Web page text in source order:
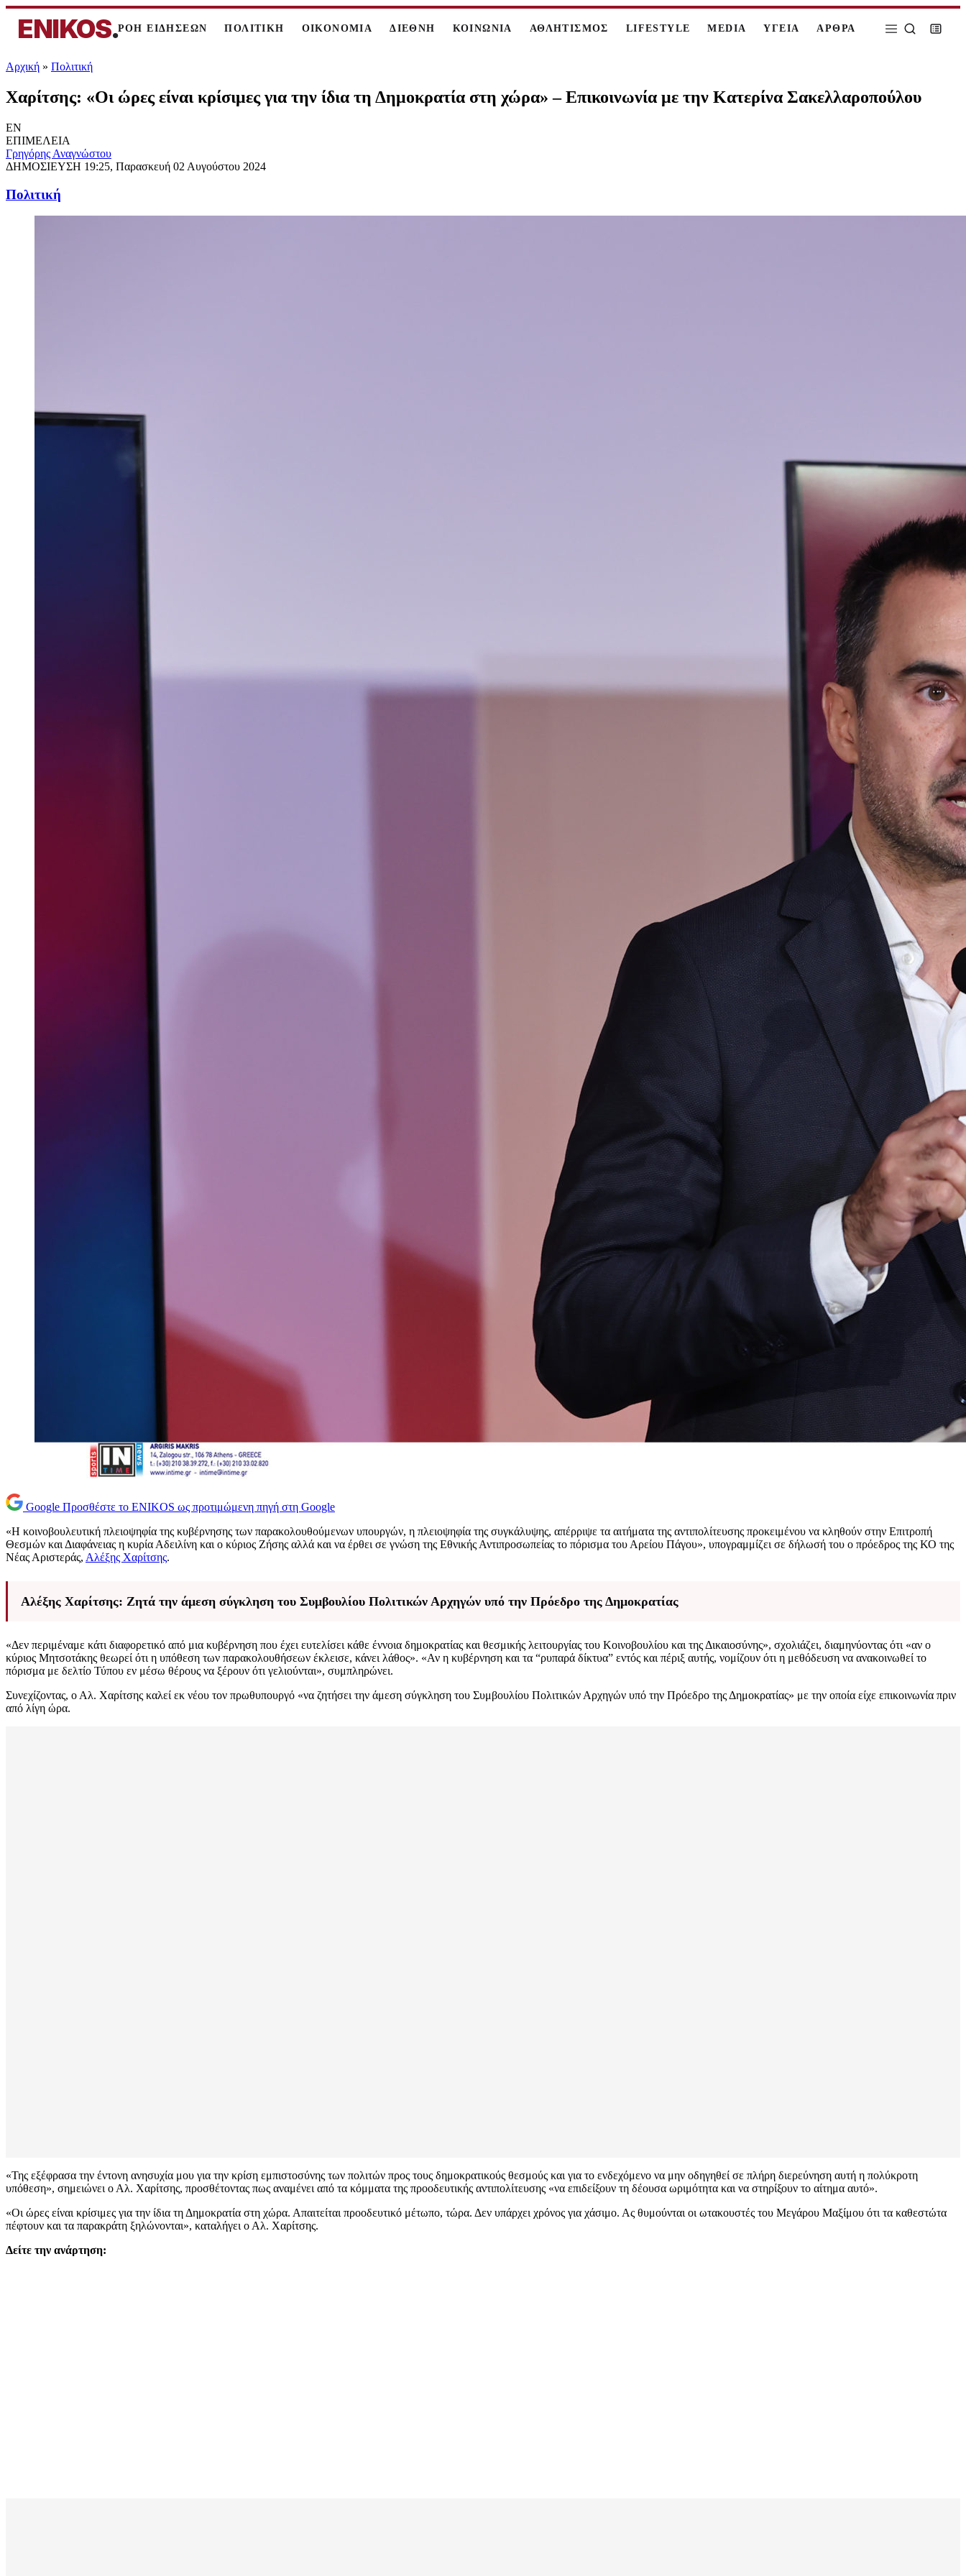
ENIKOS.ΡΟΗ ΕΙΔΗΣΕΩΝ ΠΟΛΙΤΙΚΗ ΟΙΚΟΝΟΜΙΑ ΔΙΕΘΝΗ ΚΟΙΝΩΝΙΑ ΑΘΛΗΤΙΣΜΟΣ LIFESTYLE MEDIA ΥΓΕΙΑ ΑΡΘΡΑ
Αρχική » Πολιτική
Χαρίτσης: «Οι ώρες είναι κρίσιμες για την ίδια τη Δημοκρατία στη χώρα» – Επικοινωνία με την Κατερίνα Σακελλαροπούλου
EN
ΕΠΙΜΕΛΕΙΑ
Γρηγόρης Αναγνώστου
ΔΗΜΟΣΙΕΥΣΗ 19:25, Παρασκευή 02 Αυγούστου 2024
Πολιτική
Google Προσθέστε το ENIKOS ως προτιμώμενη πηγή στη Google
«Η κοινοβουλευτική πλειοψηφία της κυβέρνησης των παρακολουθούμενων υπουργών, η πλειοψηφία της συγκάλυψης, απέρριψε τα αιτήματα της αντιπολίτευσης προκειμένου να κληθούν στην Επιτροπή
Θεσμών και Διαφάνειας η κυρία Αδειλίνη και ο κύριος Ζήσης αλλά και να έρθει σε γνώση της Εθνικής Αντιπροσωπείας το πόρισμα του Αρείου Πάγου», υπογραμμίζει σε δήλωσή του ο πρόεδρος της ΚΟ της
Νέας Αριστεράς, Αλέξης Χαρίτσης.
Αλέξης Χαρίτσης: Ζητά την άμεση σύγκληση του Συμβουλίου Πολιτικών Αρχηγών υπό την Πρόεδρο της Δημοκρατίας
«Δεν περιμέναμε κάτι διαφορετικό από μια κυβέρνηση που έχει ευτελίσει κάθε έννοια δημοκρατίας και θεσμικής λειτουργίας του Κοινοβουλίου και της Δικαιοσύνης», σχολιάζει, διαμηνύοντας ότι «αν ο
κύριος Μητσοτάκης θεωρεί ότι η υπόθεση των παρακολουθήσεων έκλεισε, κάνει λάθος». «Αν η κυβέρνηση και τα “ρυπαρά δίκτυα” εντός και πέριξ αυτής, νομίζουν ότι η μεθόδευση να ανακοινωθεί το
πόρισμα με δελτίο Τύπου εν μέσω θέρους να ξέρουν ότι γελιούνται», συμπληρώνει.
Συνεχίζοντας, ο Αλ. Χαρίτσης καλεί εκ νέου τον πρωθυπουργό «να ζητήσει την άμεση σύγκληση του Συμβουλίου Πολιτικών Αρχηγών υπό την Πρόεδρο της Δημοκρατίας» με την οποία είχε επικοινωνία πριν
από λίγη ώρα.
«Της εξέφρασα την έντονη ανησυχία μου για την κρίση εμπιστοσύνης των πολιτών προς τους δημοκρατικούς θεσμούς και για το ενδεχόμενο να μην οδηγηθεί σε πλήρη διερεύνηση αυτή η πολύκροτη
υπόθεση», σημειώνει ο Αλ. Χαρίτσης, προσθέτοντας πως αναμένει από τα κόμματα της προοδευτικής αντιπολίτευσης «να επιδείξουν τη δέουσα ωριμότητα και να στηρίξουν το αίτημα αυτό».
«Οι ώρες είναι κρίσιμες για την ίδια τη Δημοκρατία στη χώρα. Απαιτείται προοδευτικό μέτωπο, τώρα. Δεν υπάρχει χρόνος για χάσιμο. Ας θυμούνται οι ωτακουστές του Μεγάρου Μαξίμου ότι τα καθεστώτα
πέφτουν και τα παρακράτη ξηλώνονται», καταλήγει ο Αλ. Χαρίτσης.
Δείτε την ανάρτηση: